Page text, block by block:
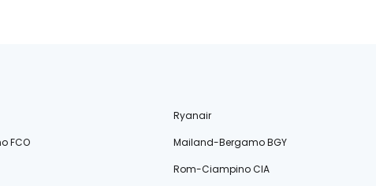
Ryanair
FCO
Mailand-Bergamo BGY
Rom-Ciampino CIA